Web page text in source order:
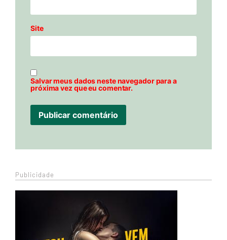
Site
Salvar meus dados neste navegador para a
próxima vez que eu comentar.
Publicidade